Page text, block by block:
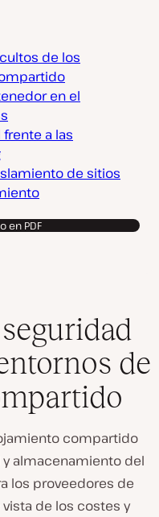
de los
en el
a las
de sitios
en PDF
de
compartido
y almacenamiento del
los proveedores de
de los costes y